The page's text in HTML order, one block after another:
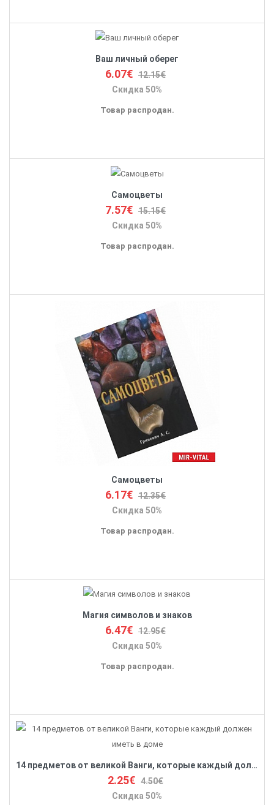
Ваш личный оберег
6.07€ 12.15€
Скидка 50%
Товар распродан.
Самоцветы
7.57€ 15.15€
Скидка 50%
Товар распродан.
Самоцветы
6.17€ 12.35€
Скидка 50%
Товар распродан.
Магия символов и знаков
6.47€ 12.95€
Скидка 50%
Товар распродан.
14 предметов от великой Ванги, которые каждый должен иметь в доме
2.25€ 4.50€
Скидка 50%